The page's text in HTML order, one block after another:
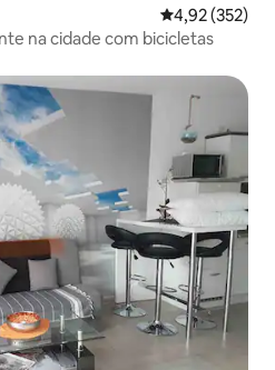
4,92 de uma
4,92 (352)
na cidade com bicicletas